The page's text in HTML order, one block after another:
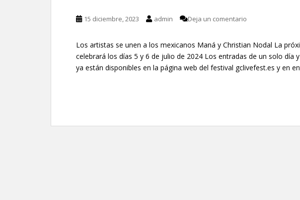
15 diciembre, 2023 admin Deja un comentario
Los artistas se unen a los mexicanos Maná y Christian Nodal La
celebrará los días 5 y 6 de julio de 2024 Los entradas de un solo día
ya están disponibles en la página web del festival gclivefest.es y en